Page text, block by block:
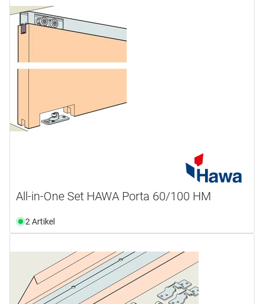
All-in-One Set HAWA Porta 60/100 HM
2 Artikel